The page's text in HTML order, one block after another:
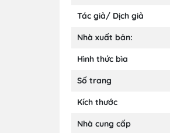
Tác giả/ Dịch giả
Nhà xuất bản:
Hình thức bìa
Số trang
Kích thước
Nhà cung cấp